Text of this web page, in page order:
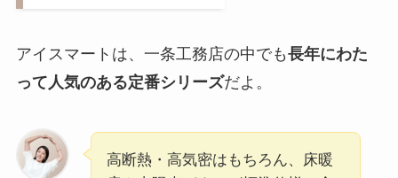
アイスマートは、一条工務店の中でも長年にわた
って人気のある定番シリーズだよ。
高断熱・高気密はもちろん、床暖